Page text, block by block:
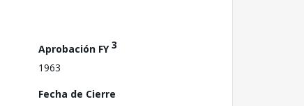
Aprobación FY3
1963
Fecha de Cierre